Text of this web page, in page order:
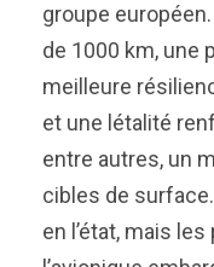
groupe
de 1000 km, une
meilleure
et une létalité
entre autres, un
cibles de
en l’état, mais